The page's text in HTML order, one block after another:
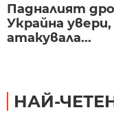
Падналият
Украйна увери,
атакувала...
НАЙ-